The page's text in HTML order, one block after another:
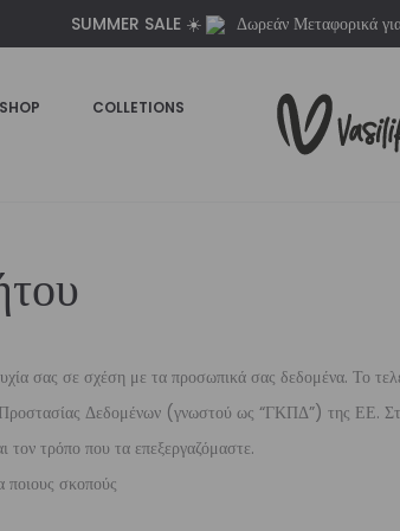
SUMMER SALE ☀️ Δωρεάν Μεταφορικά
SHOP
COLLETIONS
σας σε σχέση με τα προσωπικά σας δεδομένα. Το
Δεδομένων (γνωστού ως “ΓΚΠΔ”) της ΕΕ.
τρόπο που τα επεξεργαζόμαστε.
ποιους σκοπούς